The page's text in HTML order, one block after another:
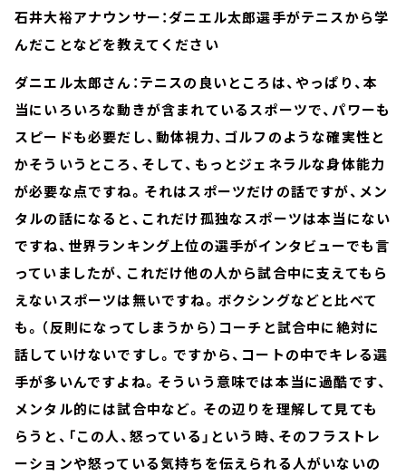
石井大裕アナウンサー：ダニエル太郎選手がテニスから学
んだことなどを教えてください
ダニエル太郎さん：テニスの良いところは、やっぱり、本
当にいろいろな動きが含まれているスポーツで、パワーも
スピードも必要だし、動体視力、ゴルフのような確実性と
かそういうところ、そして、もっとジェネラルな身体能力
が必要な点ですね。それはスポーツだけの話ですが、メン
タルの話になると、これだけ孤独なスポーツは本当にない
ですね、世界ランキング上位の選手がインタビューでも言
っていましたが、これだけ他の人から試合中に支えてもら
えないスポーツは無いですね。ボクシングなどと比べて
も。（反則になってしまうから）コーチと試合中に絶対に
話していけないですし。ですから、コートの中でキレる選
手が多いんですよね。そういう意味では本当に過酷です、
メンタル的には試合中など。その辺りを理解して見ても
らうと、「この人、怒っている」という時、そのフラストレ
ーションや怒っている気持ちを伝えられる人がいないの